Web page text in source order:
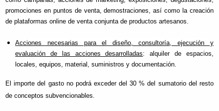
promociones en puntos de venta, demostraciones, así como la creación
de plataformas online de venta conjunta de productos artesanos.
Acciones necesarias para el diseño, consultoría, ejecución y
evaluación de las acciones desarrolladas: alquiler de espacios,
locales, equipos, material, suministros y documentación.
El importe del gasto no podrá exceder del 30 % del sumatorio del resto
de conceptos subvencionables.